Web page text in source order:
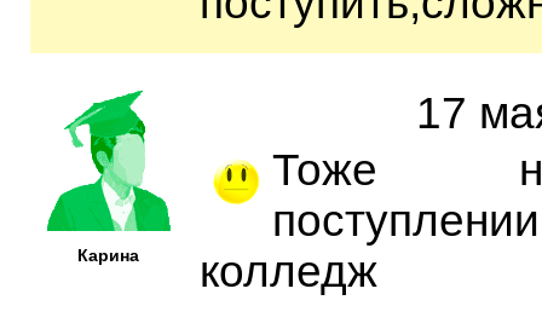
Карина
17
Тоже
колледж